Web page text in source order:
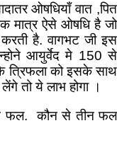
ओषधियाँ वात ,पित
मात्र ऐसे ओषधि है जो
है. वागभट जी इस
आयुर्वेद मे 150 से
त्रिफला को इसके साथ
तो ये लाभ होगा ।
फल. कौन से तीन फल